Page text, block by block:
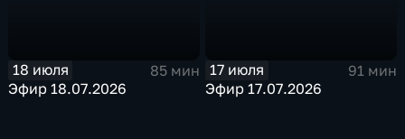
18 июля
85 мин
Эфир 18.07.2026
17 июля
91 мин
Эфир 17.07.2026